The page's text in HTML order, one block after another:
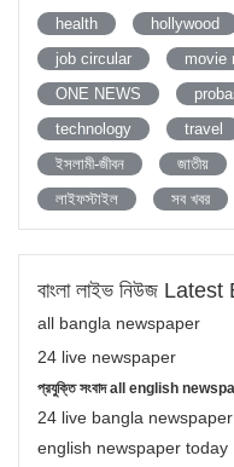
health
hollywood
job circular
movie
ONE NEWS
technology
travel
ইসলামী-জীবন
জাতীয়
লাইফস্টাইল
সব খবর
বাংলা লাইভ নিউজ
all bangla newspaper
24 live newspaper
প্রযুক্তি সংবাদ all english
24 live bangla
english newspaper